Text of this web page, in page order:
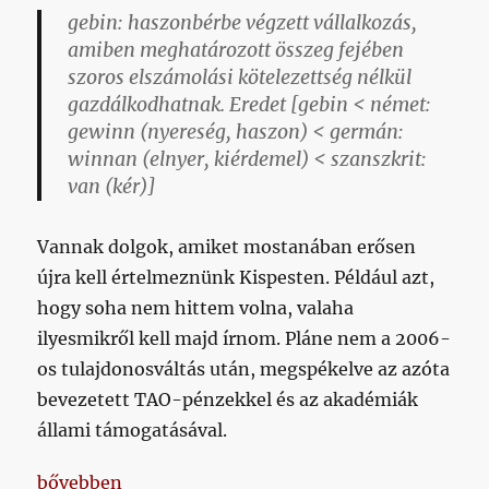
gebin: haszonbérbe végzett vállalkozás,
amiben meghatározott összeg fejében
szoros elszámolási kötelezettség nélkül
gazdálkodhatnak. Eredet [gebin < német:
gewinn (nyereség, haszon) < germán:
winnan (elnyer, kiérdemel) < szanszkrit:
van (kér)]
Vannak dolgok, amiket mostanában erősen
újra kell értelmeznünk Kispesten. Például azt,
hogy soha nem hittem volna, valaha
ilyesmikről kell majd írnom. Pláne nem a 2006-
os tulajdonosváltás után, megspékelve az azóta
bevezetett TAO-pénzekkel és az akadémiák
állami támogatásával.
„Gebinben a kirakat”
bővebben